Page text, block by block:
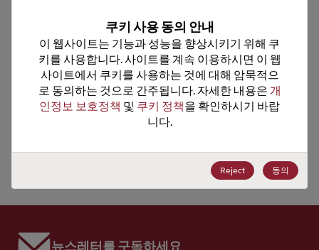
기술 카테고리 Analog & Mixed Signal
기술 하위 카테고리 Network Communications
기술 그룹 Telecom & Telephony Ics
8542.39.0090
ECCN EAR99
뉴스레터를 구독하세요
쿠키 사용 동의 안내
이 웹사이트는 기능과 성능을 향상시키기 위해 쿠
키를 사용합니다. 사이트를 계속 이용하시면 이 웹
사이트에서 쿠키를 사용하는 것에 대해 암묵적으
로 동의하는 것으로 간주됩니다. 자세한 내용은 개
인정보 보호정책 및 쿠키 정책을 확인하시기 바랍
니다.
Reject 동의